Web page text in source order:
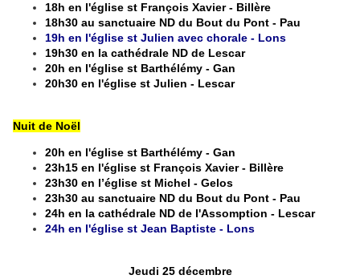
18h en l'église st François Xavier - Billère
18h30 au sanctuaire ND du Bout du Pont - Pau
19h en l'église st Julien avec chorale - Lons
19h30 en la cathédrale ND de Lescar
20h en l'église st Barthélémy - Gan
20h30 en l'église st Julien - Lescar
Nuit de Noël
20h en l'église st Barthélémy - Gan
23h15 en l'église st François Xavier - Billère
23h30 en l’église st Michel - Gelos
23h30 au sanctuaire ND du Bout du Pont - Pau
24h en la cathédrale ND de l'Assomption - Lescar
24h en l'église st Jean Baptiste - Lons
Jeudi 25 décembre